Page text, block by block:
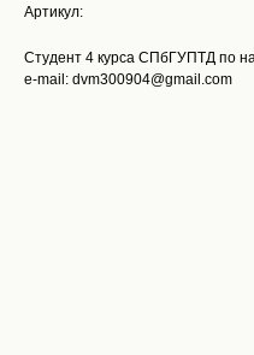
Артикул:
Студент 4 курса СПбГУПТД по
e-mail: dvm300904@gmail.com